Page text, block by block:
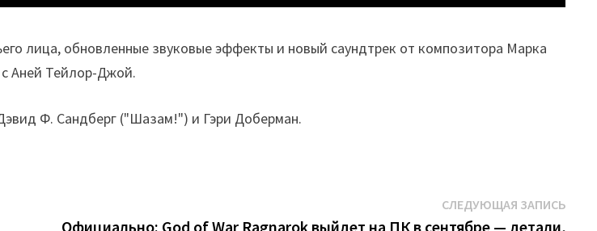
лица, обновленные звуковые эффекты и новый саундтрек от композитора Марка
Аней Тейлор-Джой.
Ф. Сандберг ("Шазам!") и Гэри Доберман.
СЛЕДУЮЩАЯ ЗАПИСЬ
Официально: God of War Ragnarok выйдет на ПК в сентябре — детали,